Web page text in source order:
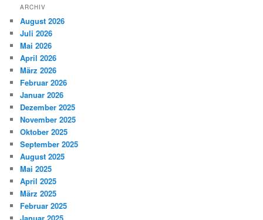
ARCHIV
August 2026
Juli 2026
Mai 2026
April 2026
März 2026
Februar 2026
Januar 2026
Dezember 2025
November 2025
Oktober 2025
September 2025
August 2025
Mai 2025
April 2025
März 2025
Februar 2025
Januar 2025